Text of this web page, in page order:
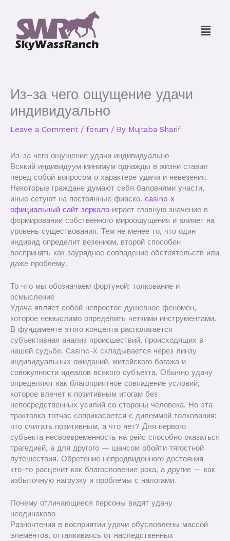
content
Menu
Из-за чего ощущение удачи
индивидуально
Leave a Comment / forum / By Mujtaba Sharif
Из-за чего ощущение удачи индивидуально
Всякий индивидуум минимум однажды в жизни ставил
перед собой вопросом о характере удачи и невезения.
Некоторые граждане думают себя баловнями участи,
иные сетуют на постоянные фиаско. casino x
официальный сайт зеркало играет главную значение в
формировании собственного мироощущения и влияет на
уровень существования. Тем не менее то, что один
индивид определит везением, второй способен
воспринять как заурядное совпадение обстоятельств или
даже проблему.
То что мы обозначаем фортуной: толкование и
осмысление
Удача являет собой непростое душевное феномен,
которое немыслимо определить четкими инструментами.
В фундаменте этого концепта располагается
субъективная анализ происшествий, происходящих в
нашей судьбе. Casino-X складывается через линзу
индивидуальных ожиданий, житейского багажа и
совокупности идеалов всякого субъекта. Обычно удачу
определяют как благоприятное совпадение условий,
которое влечет к позитивным итогам без
непосредственных усилий со стороны человека. Но эта
трактовка тотчас соприкасается с дилеммой толкования:
что считать позитивным, а что нет? Для первого
субъекта несвоевременность на рейс способно оказаться
трагедией, а для другого — шансом обойти тягостной
путешествия. Обретение непредвиденного достояния
кто-то расценит как благословение рока, а другие — как
избыточную нагрузку и проблемы с налогами.
Почему отличающиеся персоны видят удачу
неодинаково
Разночтения в восприятии удачи обусловлены массой
элементов, отталкиваясь от наследственных